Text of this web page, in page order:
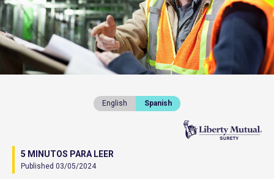
English Spanish
5 MINUTOS PARA LEER
Published 03/05/2024